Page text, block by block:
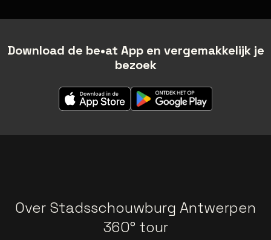
Download de be•at App en vergemakkelijk je
bezoek
Over Stadsschouwburg Antwerpen
360° tour